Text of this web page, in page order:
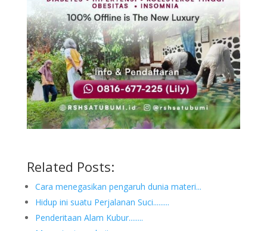
Related Posts:
Cara menegasikan pengaruh dunia materi...
Hidup ini suatu Perjalanan Suci.........
Penderitaan Alam Kubur........